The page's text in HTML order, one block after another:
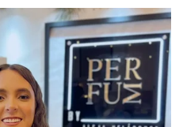
verde y limón (lima